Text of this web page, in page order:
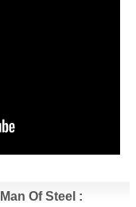
Of Steel :